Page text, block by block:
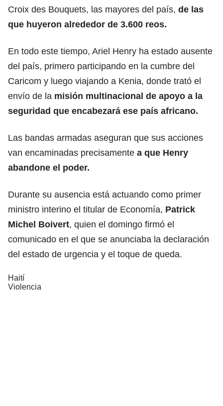
Croix des Bouquets, las mayores del país, de las
que huyeron alrededor de 3.600 reos.
En todo este tiempo, Ariel Henry ha estado ausente
del país, primero participando en la cumbre del
Caricom y luego viajando a Kenia, donde trató el
envío de la misión multinacional de apoyo a la
seguridad que encabezará ese país africano.
Las bandas armadas aseguran que sus acciones
van encaminadas precisamente a que Henry
abandone el poder.
Durante su ausencia está actuando como primer
ministro interino el titular de Economía, Patrick
Michel Boivert, quien el domingo firmó el
comunicado en el que se anunciaba la declaración
del estado de urgencia y el toque de queda.
Haití
Violencia